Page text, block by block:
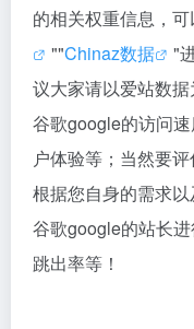
的相关权重信息，
""Chinaz数据
"
议大家请以爱站数
谷歌google的访问
户体验等；当然要
根据您自身的需求
谷歌google的站长进
跳出率等！